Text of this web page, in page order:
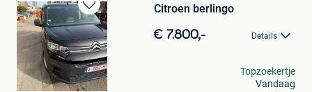
Bewaren
in
Mijn
Favorieten
Citroen berlingo
€ 7.800,- Details
phonewaxx
Deurne
Topzoekertje
Vandaag